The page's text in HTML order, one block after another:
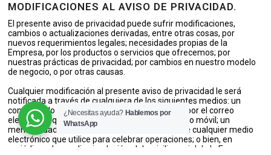
MODIFICACIONES AL AVISO DE PRIVACIDAD.
El presente aviso de privacidad puede sufrir modificaciones,
cambios o actualizaciones derivadas, entre otras cosas, por
nuevos requerimientos legales; necesidades propias de la
Empresa, por los productos o servicios que ofrecemos; por
nuestras prácticas de privacidad; por cambios en nuestro modelo
de negocio, o por otras causas.
Cualquier modificación al presente aviso de privacidad le será
notificada a través de cualquiera de los siguientes medios: un
comunicado por escrito enviado a su domicilio; por el correo
electrónico que señale; un mensaje a su teléfono móvil; un
mensaje dado a conocer a través del Portal o de cualquier medio
electrónico que utilice para celebrar operaciones; o bien, en
periódicos de amplia circulación el domicilio social de la Empresa.
¿Necesitas ayuda? Hablemos por
WhatsApp